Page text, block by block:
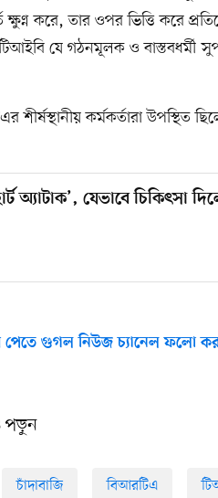
ক্ষুণ্ন করে, তার ওপর ভিত্তি করে
যে গঠনমূলক ও বাস্তবধর্মী
শীর্ষস্থানীয় কর্মকর্তারা উপস্থিত
অ্যাটাক’, যেভাবে চিকিৎসা
গুগল নিউজ চ্যানেল ফলো
পড়ুন
চাঁদাবাজি বিআরটিএ